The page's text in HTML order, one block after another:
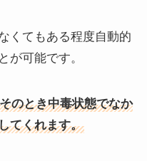
くてもある程度自動的
が可能です。
のとき中毒状態でなか
てくれます。